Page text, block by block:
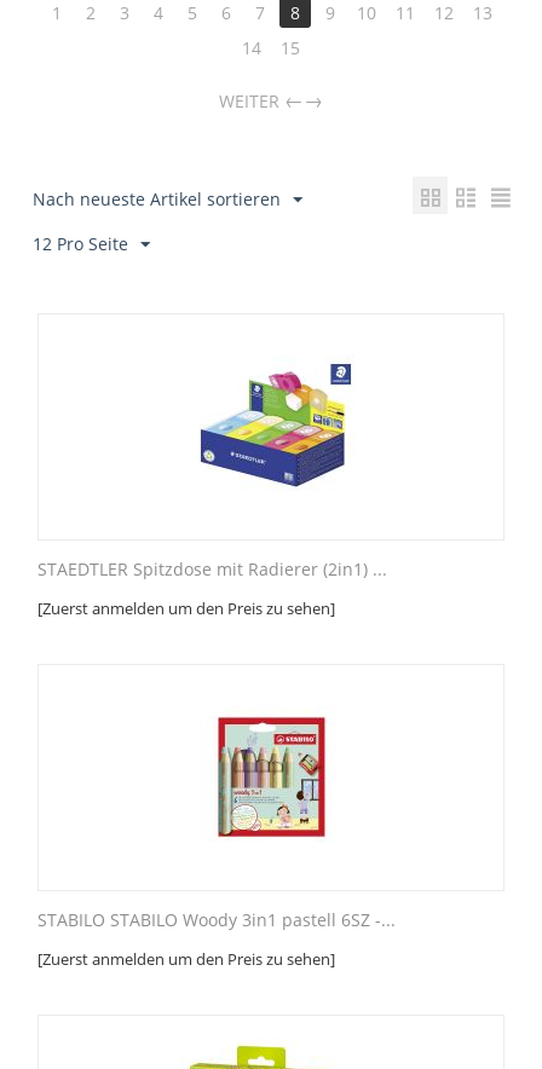
1 2 3 4 5 6 7 8 9 10 11 12
13
14
15
WEITER →
Nach neueste Artikel sortieren
12 Pro Seite
STAEDTLER Spitzdose mit Radierer (2in1) ...
[Zuerst anmelden um den Preis zu sehen]
STABILO STABILO Woody 3in1 pastell 6SZ -...
[Zuerst anmelden um den Preis zu sehen]